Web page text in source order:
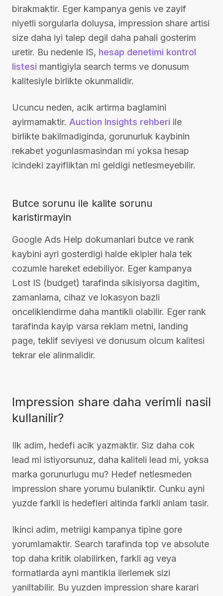
birakmaktir. Eger kampanya genis ve zayif
niyetli sorgularla doluysa, impression share artisi
size daha iyi talep degil daha pahali gosterim
uretir. Bu nedenle IS, hesap denetimi kontrol
listesi mantigiyla search terms ve donusum
kalitesiyle birlikte okunmalidir.
Ucuncu neden, acik artirma baglamini
ayirmamaktir. Auction Insights rehberi ile
birlikte bakilmadiginda, gorunurluk kaybinin
rekabet yogunlasmasindan mi yoksa hesap
icindeki zayifliktan mi geldigi netlesmeyebilir.
Butce sorunu ile kalite sorunu
karistirmayin
Google Ads Help dokumanlari butce ve rank
kaybini ayri gosterdigi halde ekipler hala tek
cozumle hareket edebiliyor. Eger kampanya
Lost IS (budget) tarafinda sikisiyorsa dagitim,
zamanlama, cihaz ve lokasyon bazli
onceliklendirme daha mantikli olabilir. Eger rank
tarafinda kayip varsa reklam metni, landing
page, teklif seviyesi ve donusum olcum kalitesi
tekrar ele alinmalidir.
Impression share daha verimli nasil
kullanilir?
Ilk adim, hedefi acik yazmaktir. Siz daha cok
lead mi istiyorsunuz, daha kaliteli lead mi, yoksa
marka gorunurlugu mu? Hedef netlesmeden
impression share yorumu bulaniktir. Cunku ayni
yuzde farkli is hedefleri altinda farkli anlam tasir.
Ikinci adim, metriigi kampanya tipine gore
yorumlamaktir. Search tarafinda top ve absolute
top daha kritik olabilirken, farkli ag veya
formatlarda ayni mantikla ilerlemek sizi
yaniltabilir. Bu yuzden impression share karari